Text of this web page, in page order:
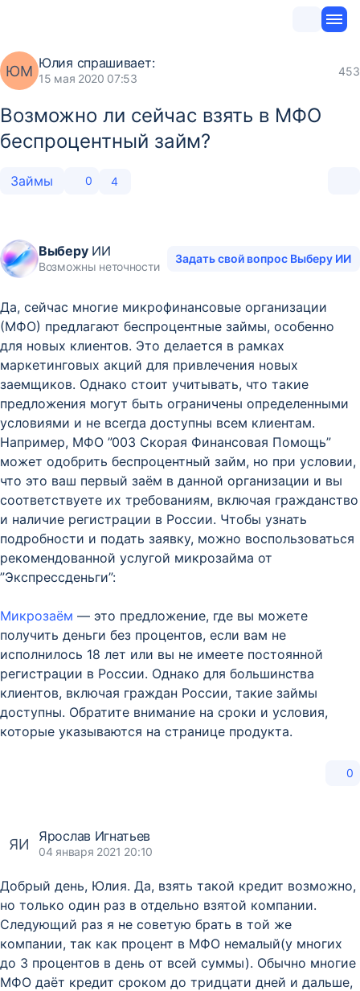
ЮМ Юлия спрашивает:
15 мая 2020 07:53
453
Возможно ли сейчас взять в МФО
беспроцентный займ?
Займы 0 4
ВыберуИИ
Возможны неточности
Задать свой вопрос Выберу ИИ
Да, сейчас многие микрофинансовые организации
(МФО) предлагают беспроцентные займы, особенно
для новых клиентов. Это делается в рамках
маркетинговых акций для привлечения новых
заемщиков. Однако стоит учитывать, что такие
предложения могут быть ограничены определенными
условиями и не всегда доступны всем клиентам.
Например, МФО ”003 Скорая Финансовая Помощь”
может одобрить беспроцентный займ, но при условии,
что это ваш первый заём в данной организации и вы
соответствуете их требованиям, включая гражданство
и наличие регистрации в России. Чтобы узнать
подробности и подать заявку, можно воспользоваться
рекомендованной услугой микрозайма от
”Экспрессденьги”:
Микрозаём — это предложение, где вы можете
получить деньги без процентов, если вам не
исполнилось 18 лет или вы не имеете постоянной
регистрации в России. Однако для большинства
клиентов, включая граждан России, такие займы
доступны. Обратите внимание на сроки и условия,
которые указываются на странице продукта.
0
ЯИ Ярослав Игнатьев
04 января 2021 20:10
Добрый день, Юлия. Да, взять такой кредит возможно,
но только один раз в отдельно взятой компании.
Следующий раз я не советую брать в той же
компании, так как процент в МФО немалый(у многих
до 3 процентов в день от всей суммы). Обычно многие
МФО даёт кредит сроком до тридцати дней и дальше,